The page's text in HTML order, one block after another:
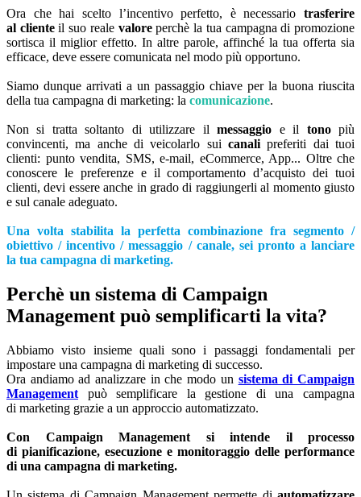
Ora che hai scelto l’incentivo perfetto, è necessario trasferire
al clienteil suo reale valoreperchè la tua campagna di promozione
sortisca il miglior effetto. In altre parole, affinché la tua offerta sia
efficace, deve essere comunicata nel modo più opportuno.
Siamo dunque arrivati a un passaggio chiave per la buona riuscita
della tua campagna di marketing: la comunicazione.
Non si tratta soltanto di utilizzare ilmessaggio e il tonopiù
convincenti, ma anche di veicolarlo sui canali preferiti dai tuoi
clienti: punto vendita, SMS, e-mail, eCommerce, App... Oltre che
conoscere le preferenze e il comportamento d’acquisto dei tuoi
clienti, devi essere anche in grado di raggiungerli al momento giusto
e sul canale adeguato.
Una volta stabilita la perfetta combinazione fra segmento /
obiettivo / incentivo / messaggio / canale, sei pronto a lanciare
la tua campagna di marketing.
Perchè un sistema di Campaign
Management può semplificarti la vita?
Abbiamo visto insieme quali sono i passaggi fondamentali per
impostare una campagna di marketing di successo.
Ora andiamo ad analizzare in che modo un sistema di Campaign
Management può semplificare la gestione di una campagna
di marketing grazie a un approccio automatizzato.
Con Campaign Management si intende il processo
di pianificazione, esecuzione e monitoraggio delle performance
di una campagna di marketing.